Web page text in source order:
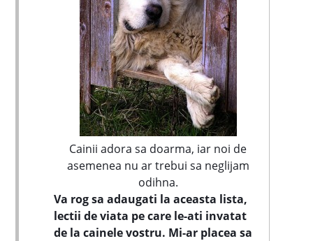
Cainii adora sa doarma, iar noi de
asemenea nu ar trebui sa neglijam
odihna.
Va rog sa adaugati la aceasta lista,
lectii de viata pe care le-ati invatat
de la cainele vostru. Mi-ar placea sa